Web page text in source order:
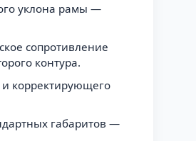
уклона рамы —
сопротивление
контура.
корректирующего
габаритов —